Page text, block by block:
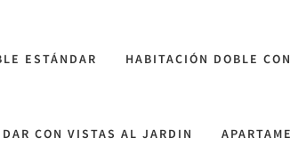
ESTÁNDAR HABITACIÓN DOBLE
CON VISTAS AL JARDIN